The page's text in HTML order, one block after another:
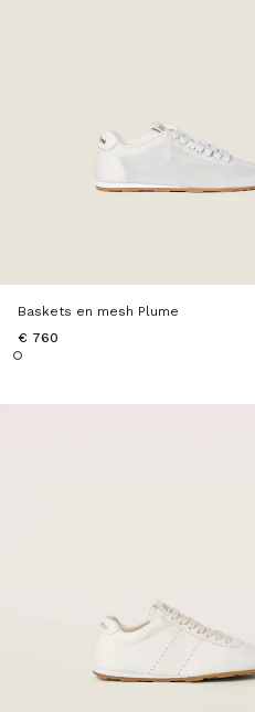
Baskets en mesh Plume
€ 760